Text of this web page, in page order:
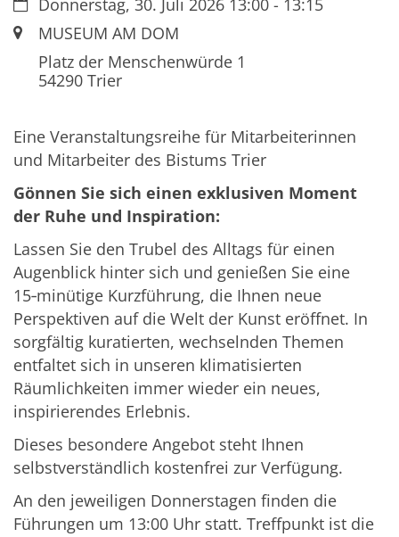
Donnerstag, 30. Juli 2026 13:00 - 13:15
Ort:MUSEUM AM DOM
Platz der Menschenwürde 1
54290Trier
Eine Veranstaltungsreihe für Mitarbeiterinnen
und Mitarbeiter des Bistums Trier
Gönnen Sie sich einen exklusiven Moment
der Ruhe und Inspiration:
Lassen Sie den Trubel des Alltags für einen
Augenblick hinter sich und genießen Sie eine
15‑minütige Kurzführung, die Ihnen neue
Perspektiven auf die Welt der Kunst eröffnet. In
sorgfältig kuratierten, wechselnden Themen
entfaltet sich in unseren klimatisierten
Räumlichkeiten immer wieder ein neues,
inspirierendes Erlebnis.
Dieses besondere Angebot steht Ihnen
selbstverständlich kostenfrei zur Verfügung.
An den jeweiligen Donnerstagen finden die
Führungen um 13:00 Uhr statt. Treffpunkt ist die